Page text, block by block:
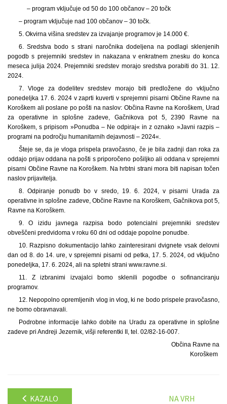
– program vključuje od 50 do 100 občanov – 20 točk
– program vključuje nad 100 občanov – 30 točk.
5. Okvirna višina sredstev za izvajanje programov je 14.000 €.
6. Sredstva bodo s strani naročnika dodeljena na podlagi sklenjenih
pogodb s prejemniki sredstev in nakazana v enkratnem znesku do konca
meseca julija 2024. Prejemniki sredstev morajo sredstva porabiti do 31. 12.
2024.
7. Vloge za dodelitev sredstev morajo biti predložene do vključno
ponedeljka 17. 6. 2024 v zaprti kuverti v sprejemni pisarni Občine Ravne na
Koroškem ali poslane po pošti na naslov: Občina Ravne na Koroškem, Urad
za operativne in splošne zadeve, Gačnikova pot 5, 2390 Ravne na
Koroškem, s pripisom »Ponudba – Ne odpiraj« in z oznako »Javni razpis –
programi na področju humanitarnih dejavnosti – 2024«.
Šteje se, da je vloga prispela pravočasno, če je bila zadnji dan roka za
oddajo prijav oddana na pošti s priporočeno pošiljko ali oddana v sprejemni
pisarni Občine Ravne na Koroškem. Na hrbtni strani mora biti napisan točen
naslov prijavitelja.
8. Odpiranje ponudb bo v sredo, 19. 6. 2024, v pisarni Urada za
operativne in splošne zadeve, Občine Ravne na Koroškem, Gačnikova pot 5,
Ravne na Koroškem.
9. O izidu javnega razpisa bodo potencialni prejemniki sredstev
obveščeni predvidoma v roku 60 dni od oddaje popolne ponudbe.
10. Razpisno dokumentacijo lahko zainteresirani dvignete vsak delovni
dan od 8. do 14. ure, v sprejemni pisarni od petka, 17. 5. 2024, od vključno
ponedeljka, 17. 6. 2024, ali na spletni strani www.ravne.si.
11. Z izbranimi izvajalci bomo sklenili pogodbe o sofinanciranju
programov.
12. Nepopolno opremljenih vlog in vlog, ki ne bodo prispele pravočasno,
ne bomo obravnavali.
Podrobne informacije lahko dobite na Uradu za operativne in splošne
zadeve pri Andreji Jezernik, višji referentki II, tel. 02/82-16-007.
Občina Ravne na
Koroškem
KAZALO NA VRH